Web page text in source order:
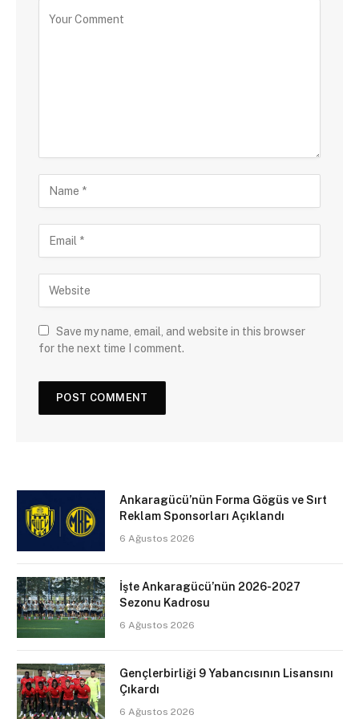
Save my name, email, and website in this browser
for the next time I comment.
Ankaragücü’nün Forma Gögüs ve Sırt
Reklam Sponsorları Açıklandı
6 Ağustos 2026
İşte Ankaragücü’nün 2026-2027
Sezonu Kadrosu
6 Ağustos 2026
Gençlerbirliği 9 Yabancısının Lisansını
Çıkardı
6 Ağustos 2026